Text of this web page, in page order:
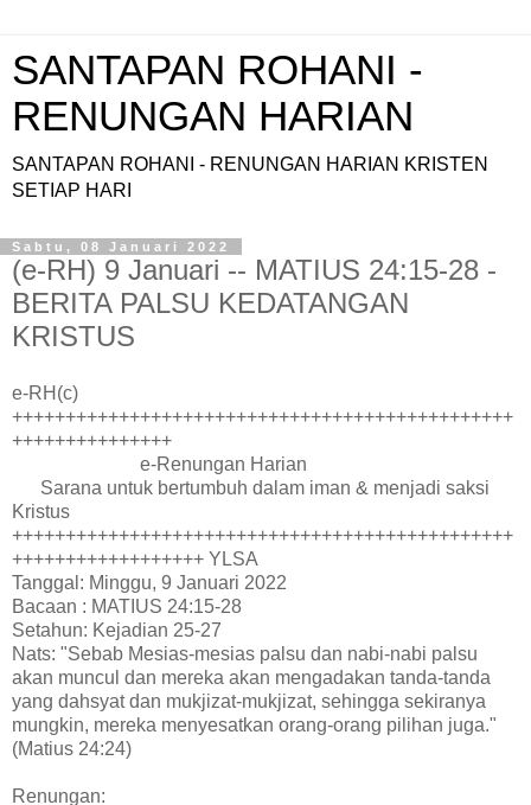
SANTAPAN ROHANI -
RENUNGAN HARIAN
SANTAPAN ROHANI - RENUNGAN HARIAN KRISTEN
SETIAP HARI
Sabtu, 08 Januari 2022
(e-RH) 9 Januari -- MATIUS 24:15-28 -
BERITA PALSU KEDATANGAN
KRISTUS
e-RH(c)
+++++++++++++++++++++++++++++++++++++++++++++++
+++++++++++++++
e-Renungan Harian
Sarana untuk bertumbuh dalam iman & menjadi saksi
Kristus
+++++++++++++++++++++++++++++++++++++++++++++++
++++++++++++++++++ YLSA
Tanggal: Minggu, 9 Januari 2022
Bacaan : MATIUS 24:15-28
Setahun: Kejadian 25-27
Nats: "Sebab Mesias-mesias palsu dan nabi-nabi palsu
akan muncul dan mereka akan mengadakan tanda-tanda
yang dahsyat dan mukjizat-mukjizat, sehingga sekiranya
mungkin, mereka menyesatkan orang-orang pilihan juga."
(Matius 24:24)
Renungan: